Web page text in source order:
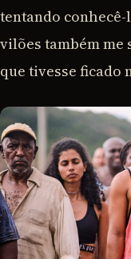
tentando
vilões também me
que tivesse ficado